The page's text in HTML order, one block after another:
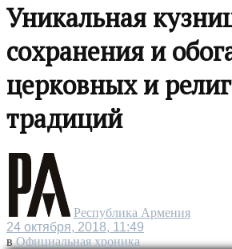
Уникальная
сохранения и
церковных и
традиций
Республика Армения
24 октября, 2018, 11:49
в Официальная хроника